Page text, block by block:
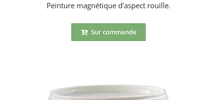
Peinture magnétique d'aspect rouille.
Sur commande